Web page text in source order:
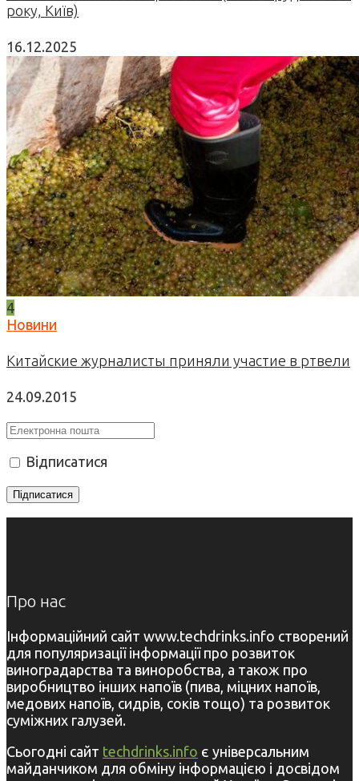
року, Київ)
16.12.2025
4
Новини
Китайские журналисты приняли участие в ртвели
24.09.2015
Відписатися
Про нас
Інформаційний сайт www.techdrinks.info створений
для популяризації інформації про розвиток
виноградарства та виноробства, а також про
виробництво інших напоїв (пива, міцних напоїв,
медових напоїв, сидрів, соків тощо) та розвиток
суміжних галузей.
Сьогодні сайт techdrinks.info є універсальним
майданчиком для обміну інформацією і досвідом